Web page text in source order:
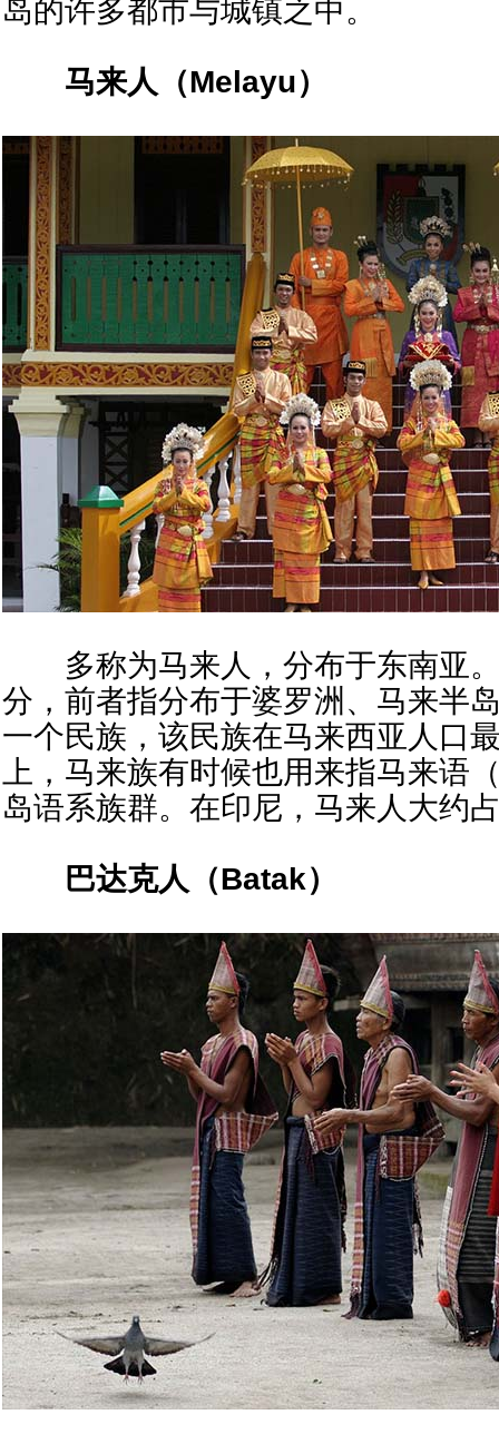
岛的许多都市与城镇之中。
马来人（Melayu）
多称为马来人，分布于东南亚。
分，前者指分布于婆罗洲、马来半
一个民族，该民族在马来西亚人口
上，马来族有时候也用来指马来语
岛语系族群。在印尼，马来人大约
巴达克人（Batak）